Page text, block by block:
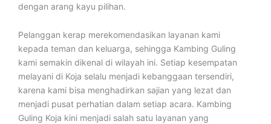
dengan arang kayu pilihan.
Pelanggan kerap merekomendasikan layanan kami
kepada teman dan keluarga, sehingga Kambing Guling
kami semakin dikenal di wilayah ini. Setiap kesempatan
melayani di Koja selalu menjadi kebanggaan tersendiri,
karena kami bisa menghadirkan sajian yang lezat dan
menjadi pusat perhatian dalam setiap acara. Kambing
Guling Koja kini menjadi salah satu layanan yang